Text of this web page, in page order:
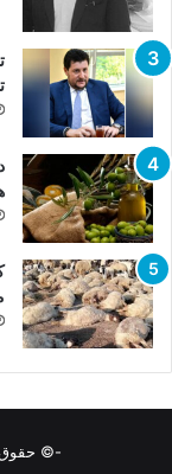
-© حقوق النشر 2026،